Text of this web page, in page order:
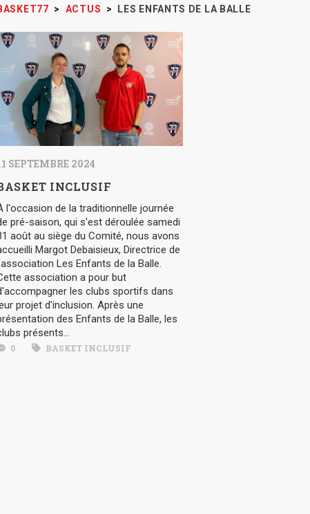
> ACTUS > LES ENFANTS DE LA BALLE
SEPTEMBRE 2024
INCLUSIF
l'occasion de la traditionnelle journée
pré-saison, qui s'est déroulée samedi
août au siège du Comité, nous avons
Margot Debaisieux, Directrice de
Les Enfants de la Balle.
association a pour but
les clubs sportifs dans
projet d'inclusion. Après une
des Enfants de la Balle, les
présents...
0 BASKET INCLUSIF